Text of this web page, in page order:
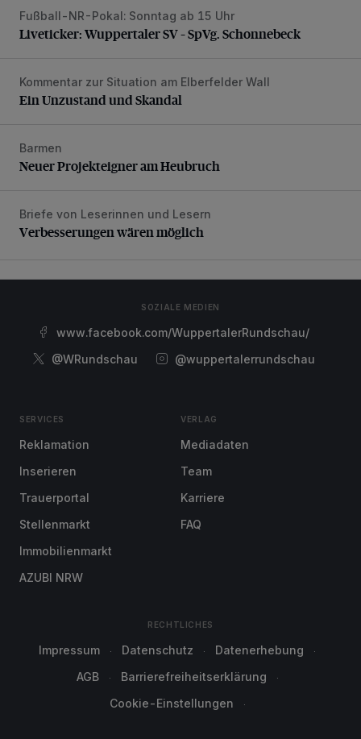
Liveticker: Wuppertaler SV – SpVg. Schonnebeck
Fußball-NR-Pokal: Sonntag ab 15 Uhr
Liveticker: Wuppertaler SV – SpVg. Schonnebeck
Ein Unzustand und Skandal
Kommentar zur Situation am Elberfelder Wall
Ein Unzustand und Skandal
Neuer Projekteigner am Heubruch
Barmen
Neuer Projekteigner am Heubruch
Verbesserungen wären möglich
Briefe von Leserinnen und Lesern
Verbesserungen wären möglich
SOZIALE MEDIEN
www.facebook.com/WuppertalerRundschau/
@WRundschau
@wuppertalerrundschau
SERVICES
Reklamation
Inserieren
Trauerportal
Stellenmarkt
Immobilienmarkt
AZUBI NRW
VERLAG
Mediadaten
Team
Karriere
FAQ
RECHTLICHES
Impressum Datenschutz
Datenerhebung
AGB
Barrierefreiheitserklärung
Cookie-Einstellungen